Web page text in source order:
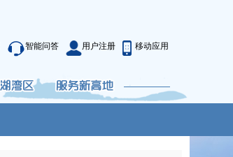
智能问答 用户注册 移动应用